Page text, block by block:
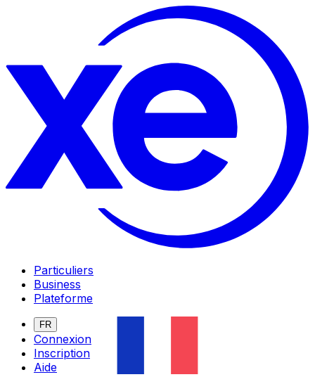
Particuliers
Business
Plateforme
FR
Connexion
Inscription
Aide